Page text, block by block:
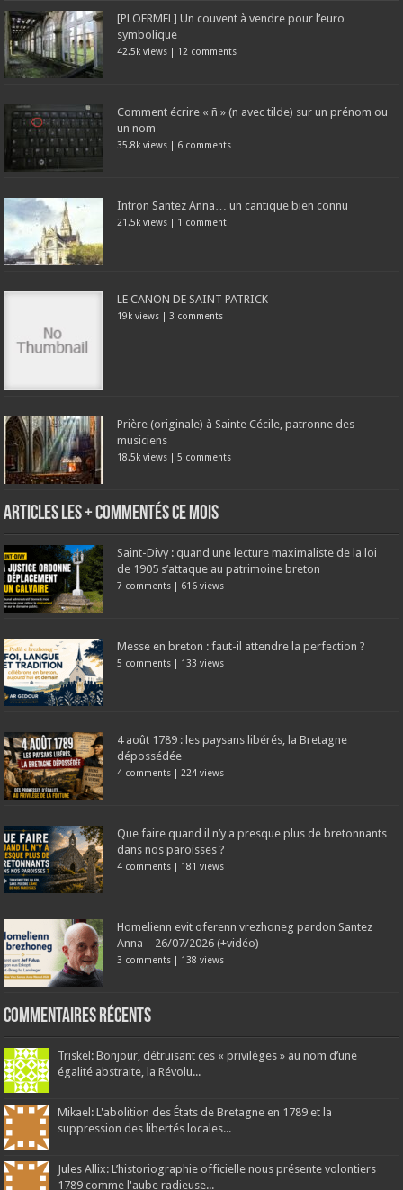
[PLOERMEL] Un couvent à vendre pour l’euro
symbolique
42.5k views | 12 comments
Comment écrire « ñ » (n avec tilde) sur un prénom ou
un nom
35.8k views | 6 comments
Intron Santez Anna… un cantique bien connu
21.5k views | 1 comment
LE CANON DE SAINT PATRICK
19k views | 3 comments
Prière (originale) à Sainte Cécile, patronne des
musiciens
18.5k views |5 comments
Articles les + commentés ce mois
Saint-Divy : quand une lecture maximaliste de la loi
de 1905 s’attaque au patrimoine breton
7 comments | 616 views
Messe en breton : faut-il attendre la perfection ?
5 comments | 133 views
4 août 1789 : les paysans libérés, la Bretagne
dépossédée
4 comments | 224 views
Que faire quand il n’y a presque plus de bretonnants
dans nos paroisses ?
4 comments | 181 views
Homelienn evit oferenn vrezhoneg pardon Santez
Anna – 26/07/2026 (+vidéo)
3 comments | 138 views
Commentaires récents
Triskel: Bonjour, détruisant ces « privilèges » au nom d’une
égalité abstraite, la Révolu...
Mikael: L'abolition des États de Bretagne en 1789 et la
suppression des libertés locales...
Jules Allix: L’historiographie officielle nous présente volontiers
1789 comme l'aube radieuse...